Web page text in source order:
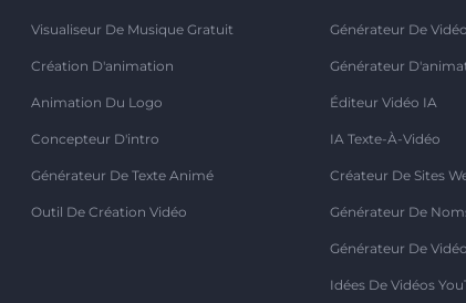
Visualiseur De Musique Gratuit
Création D'animation
Animation Du Logo
Concepteur D'intro
Générateur De Texte Animé
Outil De Création Vidéo
Générateur De
Générateur
Éditeur Vidéo IA
IA Texte-À-Vidéo
Créateur De Sites
Générateur De
Générateur De
Idées De Vidéos